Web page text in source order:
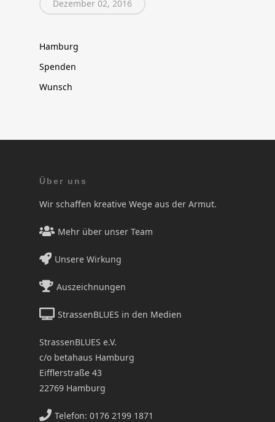
Dezember 02, 2016
Hamburg
Spenden
Wunsch
Über uns
Wir schaffen kreative Wege aus der Armut.
Mehr über unser Team
Unsere Wirkung
Auszeichnungen
StrassenBLUES in den Medien
StrassenBLUES e.V.
c/o betahaus Hamburg
Eifflerstraße 43
22769 Hamburg
Telefon: 0176 2199 1871